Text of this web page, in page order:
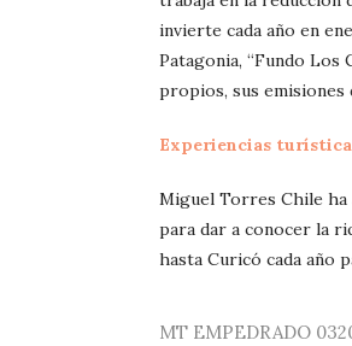
invierte cada año en
Patagonia, “Fundo Los
propios, sus emisiones
Experiencias
Miguel Torres Chile ha
para dar a conocer la
hasta Curicó cada año
MT EMPEDRADO